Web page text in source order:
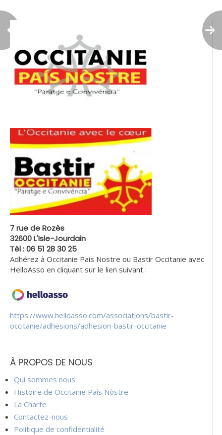
l’article
7 rue de Rozès
32600 L'Isle-Jourdain
Tèl : 06 51 28 30 25
Adhérez à Occitanie Pais Nostre ou Bastir Occitanie avec
HelloAsso en cliquant sur le lien suivant :
https://www.helloasso.com/associations/bastir-
occitanie/adhesions/adhesion-bastir-occitanie
À PROPOS DE NOUS
Qui sommes nous
Histoire de Occitanie País Nòstre
La Charte
Contactez-nous
Politique de confidentialité